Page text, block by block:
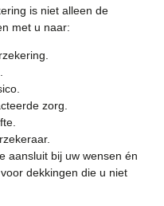
is niet alleen de
met u naar:
zorg.
aansluit bij uw wensen én
dekkingen die u niet